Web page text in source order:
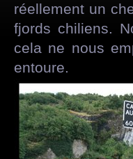
réellement un
fjords chiliens.
cela ne nous
entoure.